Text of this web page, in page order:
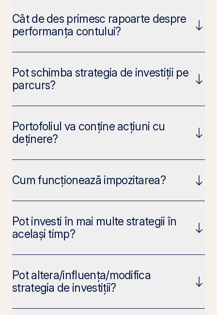
Cât de des primesc rapoarte despre
performanța contului?
Pot schimba strategia de investiții pe
parcurs?
Portofoliul va conține acțiuni cu
deținere?
Cum funcționează impozitarea?
Pot investi în mai multe strategii în
același timp?
Pot altera/influența/modifica
strategia de investiții?